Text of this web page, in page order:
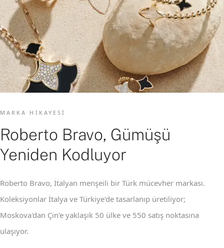
MARKA HIKAYESI
Roberto Bravo, Gümüşü
Yeniden Kodluyor
Roberto Bravo, İtalyan menşeili bir Türk mücevher markası.
Koleksiyonlar İtalya ve Türkiye'de tasarlanıp üretiliyor;
Moskova'dan Çin'e yaklaşık 50 ülke ve 550 satış noktasına
ulaşıyor.